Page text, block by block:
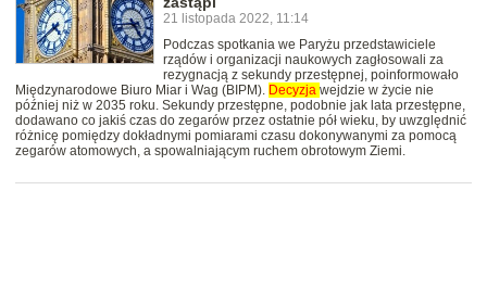
21 listopada 2022, 11:14
Podczas spotkania we Paryżu przedstawiciele
rządów i organizacji naukowych zagłosowali za
rezygnacją z sekundy przestępnej, poinformowało
Międzynarodowe Biuro Miar i Wag (BIPM). Decyzja wejdzie w życie nie
później niż w 2035 roku. Sekundy przestępne, podobnie jak lata przestępne,
dodawano co jakiś czas do zegarów przez ostatnie pół wieku, by uwzględnić
różnicę pomiędzy dokładnymi pomiarami czasu dokonywanymi za pomocą
zegarów atomowych, a spowalniającym ruchem obrotowym Ziemi.